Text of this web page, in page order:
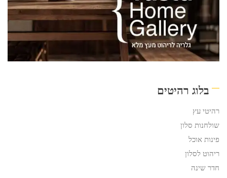
בלוג רהיטים
רהיטי עץ
שולחנות סלון
פינות אוכל
ריהוט לסלון
חדר שינה